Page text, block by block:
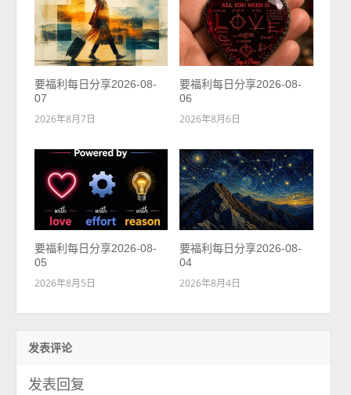
要福利每日分享2026-08-
07
2026年8月7日
要福利每日分享2026-08-
06
2026年8月6日
要福利每日分享2026-08-
05
2026年8月5日
要福利每日分享2026-08-
04
2026年8月4日
发表评论
发表回复